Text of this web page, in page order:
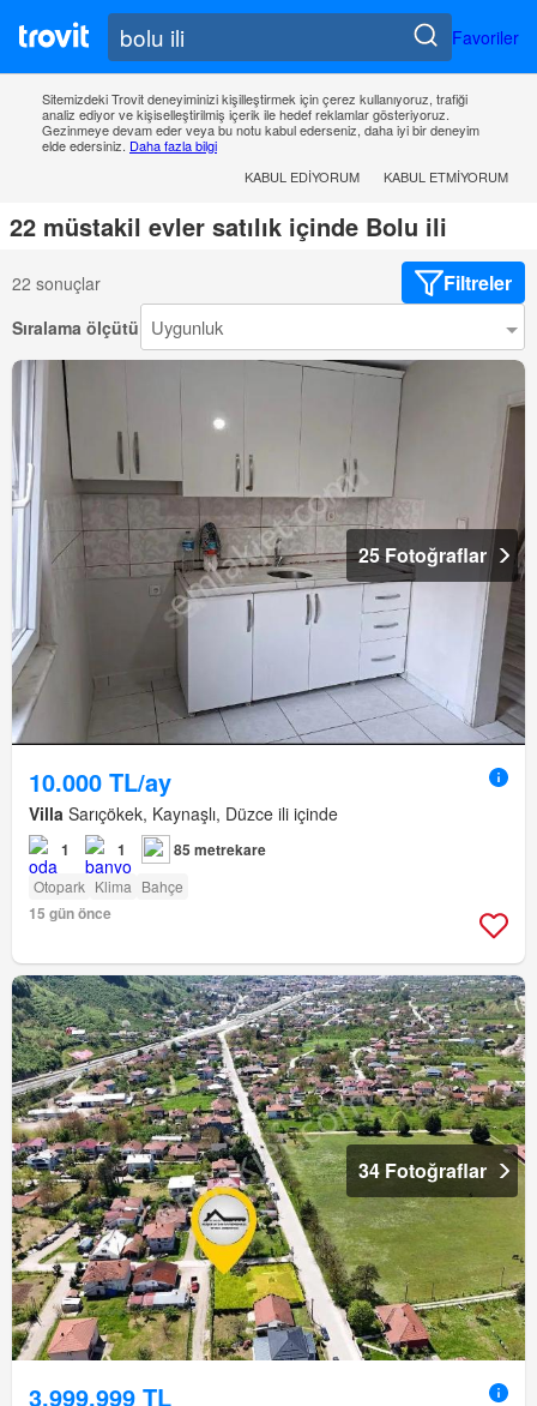
Favoriler
Sitemizdeki Trovit deneyiminizi kişilleştirmek için çerez kullanıyoruz, trafiği
analiz ediyor ve kişiselleştirilmiş içerik ile hedef reklamlar gösteriyoruz.
Gezinmeye devam eder veya bu notu kabul ederseniz, daha iyi bir deneyim
elde edersiniz. Daha fazla bilgi
KABUL EDIYORUM
KABUL ETMIYORUM
22 müstakil evler satılık içinde Bolu ili
22 sonuçlar Filtreler
Sıralama ölçütü
25 Fotoğraflar
10.000 TL/ay
Villa Sarıçökek, Kaynaşlı, Düzce ili içinde
1 1 85 metrekare
Otopark Klima Bahçe
15 gün önce
34 Fotoğraflar
3.999.999 TL